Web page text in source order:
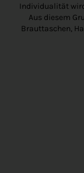
Individualität
Aus diesem
Brauttaschen,